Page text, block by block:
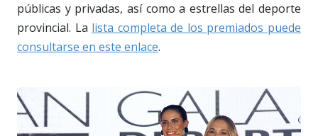
públicas y privadas, así como a estrellas del deporte
provincial. La lista completa de los premiados puede
consultarse en este enlace.